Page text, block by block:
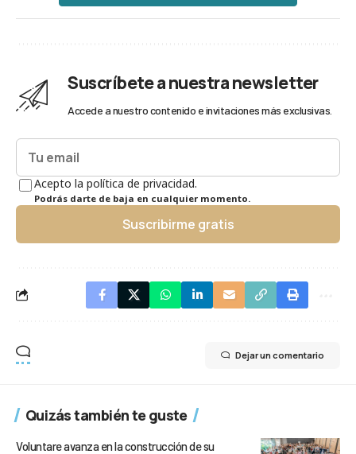
Suscríbete a nuestra newsletter
Accede a nuestro contenido e invitaciones más exclusivas.
Acepto la política de privacidad.
Podrás darte de baja en cualquier momento.
Suscribirme gratis
Dejar un comentario
Quizás también te guste
Voluntare avanza en la construcción de su